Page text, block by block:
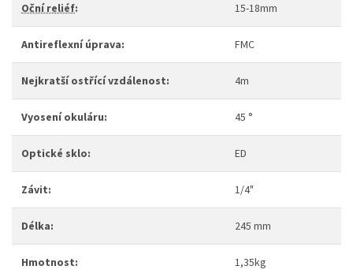
Oční reliéf: 15-18mm
Antireflexní úprava: FMC
Nejkratší ostřící vzdálenost: 4m
Vyosení okuláru: 45 °
Optické sklo: ED
Závit: 1/4"
Délka: 245 mm
Hmotnost: 1,35kg